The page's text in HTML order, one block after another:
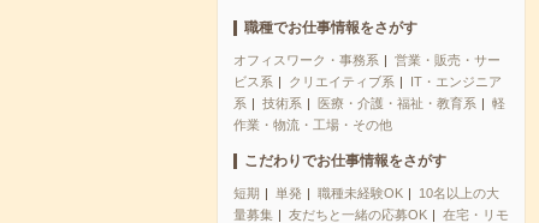
職種でお仕事情報をさがす
オフィスワーク・事務系
営業・販売・サー
ビス系
クリエイティブ系
IT・エンジニア
系
技術系 医療・介護・福祉・教育系
軽
作業・物流・工場・その他
こだわりでお仕事情報をさがす
短期 単発 職種未経験OK
10名以上の大
量募集
友だちと一緒の応募OK
在宅・リモ